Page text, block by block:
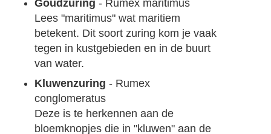
Goudzuring - Rumex maritimus
Lees "maritimus" wat maritiem
betekent. Dit soort zuring kom je vaak
tegen in kustgebieden en in de buurt
van water.
Kluwenzuring - Rumex
conglomeratus
Deze is te herkennen aan de
bloemknopjes die in "kluwen" aan de